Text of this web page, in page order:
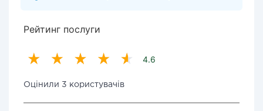
Рейтинг послуги
4.6
Оцінили 3 користувачів